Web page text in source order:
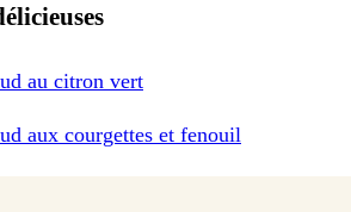
au citron vert
aux courgettes et fenouil